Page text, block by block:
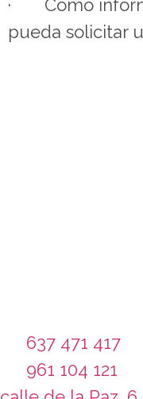
· Como
pueda solicitar
637 471 417
961 104 121